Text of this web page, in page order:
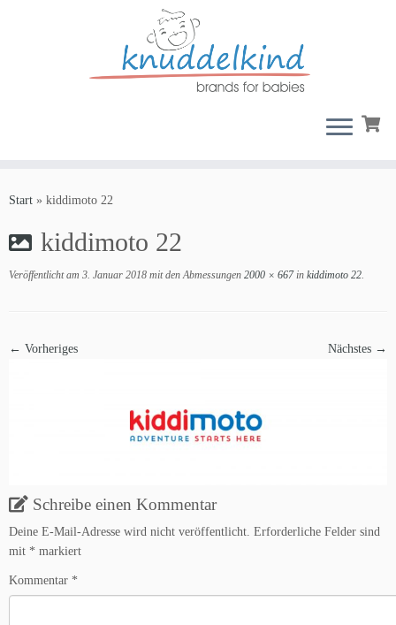
Inhalt
Start » kiddimoto 22
kiddimoto 22
Veröffentlicht am 3. Januar 2018 mit den Abmessungen 2000 × 667in kiddimoto 22.
← Vorheriges Nächstes →
Schreibe einen Kommentar
Deine E-Mail-Adresse wird nicht veröffentlicht. Erforderliche Felder sind
mit * markiert
Kommentar *